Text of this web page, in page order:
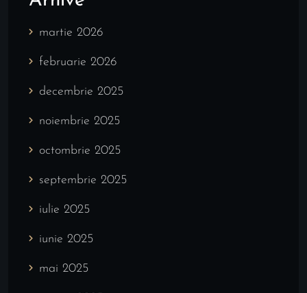
martie 2026
februarie 2026
decembrie 2025
noiembrie 2025
octombrie 2025
septembrie 2025
iulie 2025
iunie 2025
mai 2025